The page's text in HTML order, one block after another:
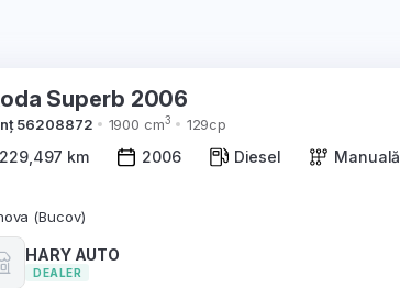
Skoda Superb 2006
56208872 1900 cm3 129cp
229,497 km 2006 Diesel Manuală
(Bucov)
HARY AUTO
DEALER